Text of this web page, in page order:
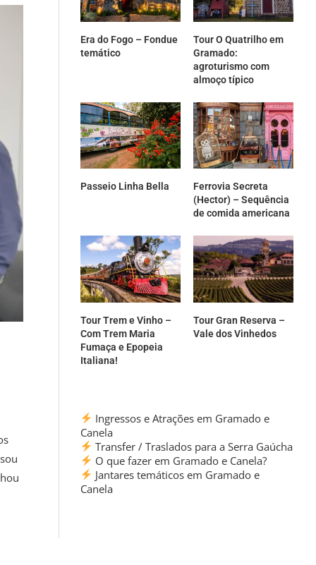
Era do Fogo – Fondue
temático
Tour O Quatrilho em
Gramado:
agroturismo com
almoço típico
Passeio Linha Bella
Ferrovia Secreta
(Hector) – Sequência
de comida americana
Tour Trem e Vinho –
Com Trem Maria
Fumaça e Epopeia
Italiana!
Tour Gran Reserva –
Vale dos Vinhedos
Ingressos e Atrações em Gramado e
Canela
Transfer / Traslados para a Serra Gaúcha
O que fazer em Gramado e Canela?
Jantares temáticos em Gramado e
Canela